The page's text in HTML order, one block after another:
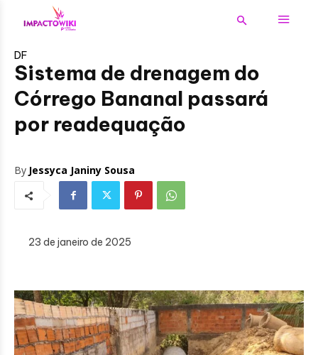
DF
Sistema de drenagem do
Córrego Bananal passará
por readequação
By Jessyca Janiny Sousa
23 de janeiro de 2025